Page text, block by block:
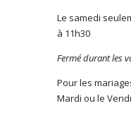
Le samedi
à 11h30
Fermé durant les
Pour les
Mardi ou le